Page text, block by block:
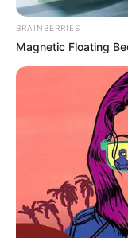
BRAINBERRIES
Magnetic Floating